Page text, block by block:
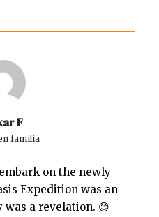
F
familia
on the newly
Expedition was an
was a revelation. 😊